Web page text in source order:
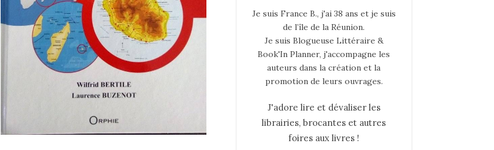
Je suis France B., j'ai 38 ans et je suis
de l’île de la Réunion.
Je suis Blogueuse Littéraire &
Book'In Planner, j'accompagne les
auteurs dans la création et la
promotion de leurs ouvrages.
J'adore lire et dévaliser les
librairies, brocantes et autres
foires aux livres !